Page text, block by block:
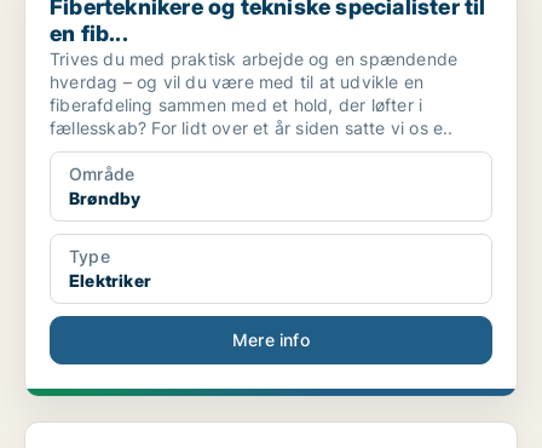
Fiberteknikere og tekniske specialister til
en fib...
Trives du med praktisk arbejde og en spændende
hverdag – og vil du være med til at udvikle en
fiberafdeling sammen med et hold, der løfter i
fællesskab? For lidt over et år siden satte vi os e..
Område
Brøndby
Type
Elektriker
Mere info
Senior Electrical Engineer for design of future gr...